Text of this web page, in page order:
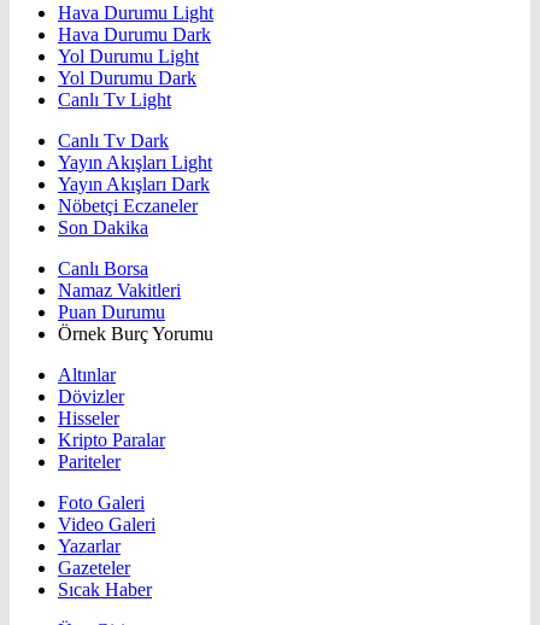
Hava Durumu Light
Hava Durumu Dark
Yol Durumu Light
Yol Durumu Dark
Canlı Tv Light
Canlı Tv Dark
Yayın Akışları Light
Yayın Akışları Dark
Nöbetçi Eczaneler
Son Dakika
Canlı Borsa
Namaz Vakitleri
Puan Durumu
Örnek Burç Yorumu
Altınlar
Dövizler
Hisseler
Kripto Paralar
Pariteler
Foto Galeri
Video Galeri
Yazarlar
Gazeteler
Sıcak Haber